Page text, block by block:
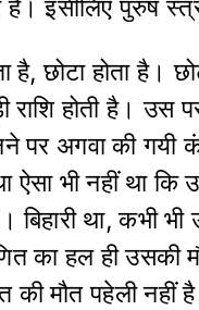
इसीलिए पुरुष
छोटा होता है।
होती है। उस
पर अगवा की गयी
भी नहीं था कि
बिहारी था, कभी
का हल ही उसकी
की मौत पहेली नहीं